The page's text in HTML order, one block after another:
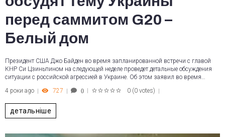
перед саммитом G20 –
Белый дом
Президент США Джо Байден во время запланированной встречи с главой
КНР Си Цзиньпином на следующей неделе проведет детальные обсуждения
ситуации с российской агрессией в Украине. Об этом заявил во время…
4 роки ago
727 0 0 (0 votes)
детальніше